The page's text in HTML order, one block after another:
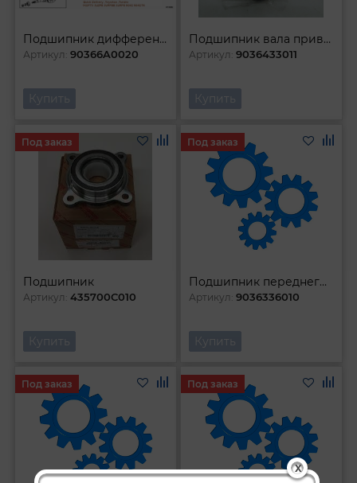
X
Подшипник дифференциала
Артикул:90366A0020
Купить
Подшипник вала привода
Артикул:9036433011
Купить
Подшипник
Артикул:435700C010
Под заказ
Купить
Подшипник переднего привода
Артикул:9036336010
Под заказ
Купить
Под заказ Под заказ